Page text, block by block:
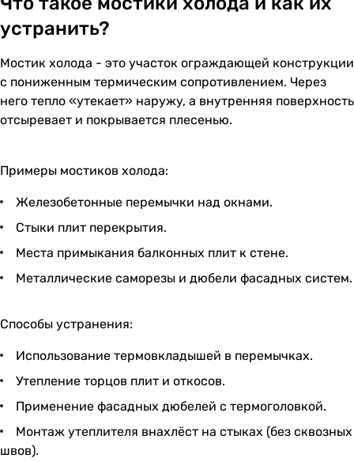
устранить?
Мостик холода - это участок ограждающей конструкции
с пониженным термическим сопротивлением. Через
него тепло «утекает» наружу, а внутренняя поверхность
отсыревает и покрывается плесенью.
Примеры мостиков холода:
Железобетонные перемычки над окнами.
Стыки плит перекрытия.
Места примыкания балконных плит к стене.
Металлические саморезы и дюбели фасадных систем.
Способы устранения:
Использование термовкладышей в перемычках.
Утепление торцов плит и откосов.
Применение фасадных дюбелей с термоголовкой.
Монтаж утеплителя внахлёст на стыках (без сквозных
швов).